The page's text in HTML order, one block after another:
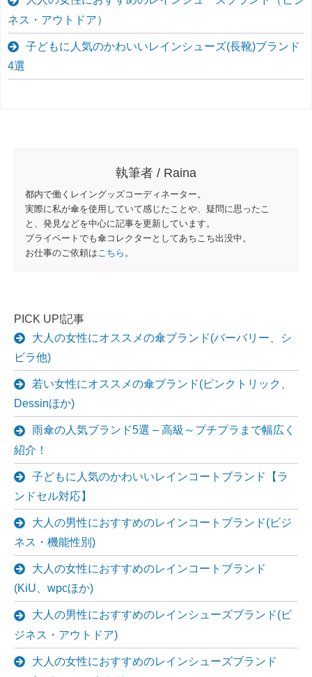
ネス・アウトドア）
子どもに人気のかわいいレインシューズ(長靴)ブランド
4選
執筆者 / Raina
都内で働くレイングッズコーディネーター。
実際に私が傘を使用していて感じたことや、疑問に思ったこ
と、発見などを中心に記事を更新しています。
プライベートでも傘コレクターとしてあちこち出没中。
お仕事のご依頼は こちら 。
PICK UP!記事
大人の女性にオススメの傘ブランド(バーバリー、シ
ビラ他)
若い女性にオススメの傘ブランド(ピンクトリック、
Dessinほか)
雨傘の人気ブランド5選 – 高級～プチプラまで幅広く
紹介！
子どもに人気のかわいいレインコートブランド【ラ
ンドセル対応】
大人の男性におすすめのレインコートブランド(ビジ
ネス・機能性別)
大人の女性におすすめのレインコートブランド
(KiU、wpcほか)
大人の男性におすすめのレインシューズブランド(ビ
ジネス・アウトドア)
大人の女性におすすめのレインシューズブランド